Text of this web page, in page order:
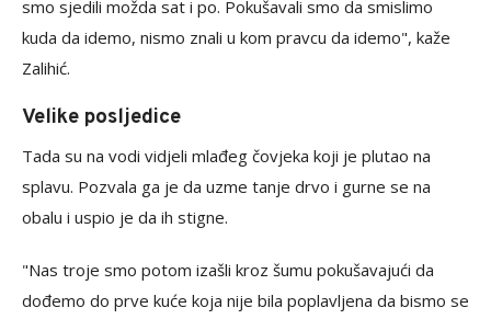
smo sjedili možda sat i po. Pokušavali smo da smislimo
kuda da idemo, nismo znali u kom pravcu da idemo", kaže
Zalihić.
Velike posljedice
Tada su na vodi vidjeli mlađeg čovjeka koji je plutao na
splavu. Pozvala ga je da uzme tanje drvo i gurne se na
obalu i uspio je da ih stigne.
"Nas troje smo potom izašli kroz šumu pokušavajući da
dođemo do prve kuće koja nije bila poplavljena da bismo se